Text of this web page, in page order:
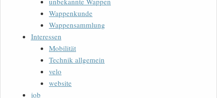
Wappenkunde
Wappensammlung
Interessen
Mobilität
Technik allgemein
velo
website
job